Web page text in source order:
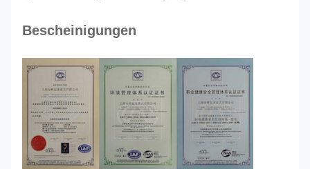
Bescheinigungen